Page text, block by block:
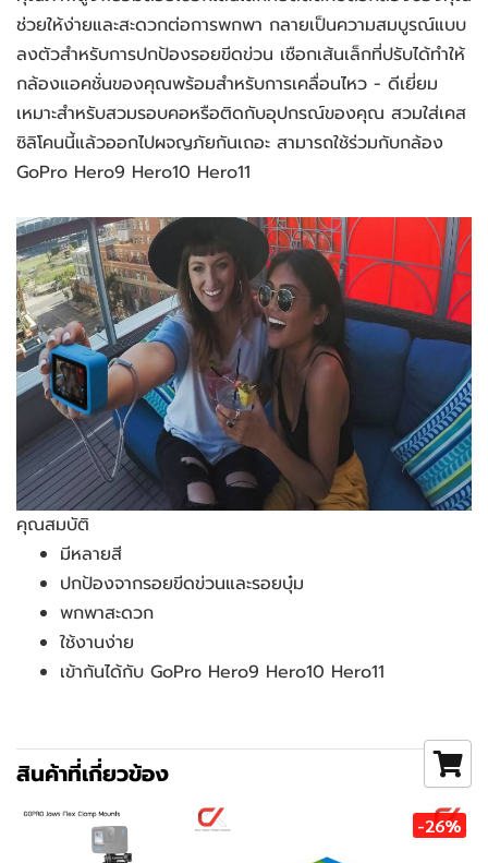
ช่วยให้ง่ายและสะดวกต่อการพกพา กลายเป็นความสมบูรณ์แบบ
ลงตัวสำหรับการปกป้องรอยขีดข่วน เชือกเส้นเล็กที่ปรับได้ทำให้
กล้องแอคชั่นของคุณพร้อมสำหรับการเคลื่อนไหว - ดีเยี่ยม
เหมาะสำหรับสวมรอบคอหรือติดกับอุปกรณ์ของคุณ สวมใส่เคส
ซิลิโคนนี้แล้วออกไปผจญภัยกันเถอะ สามารถใช้ร่วมกับกล้อง
GoPro Hero9 Hero10 Hero11
คุณสมบัติ
มีหลายสี
ปกป้องจากรอยขีดข่วนและรอยบุ๋ม
พกพาสะดวก
ใช้งานง่าย
เข้ากันได้กับ GoPro Hero9 Hero10 Hero11
สินค้าที่เกี่ยวข้อง
-26%